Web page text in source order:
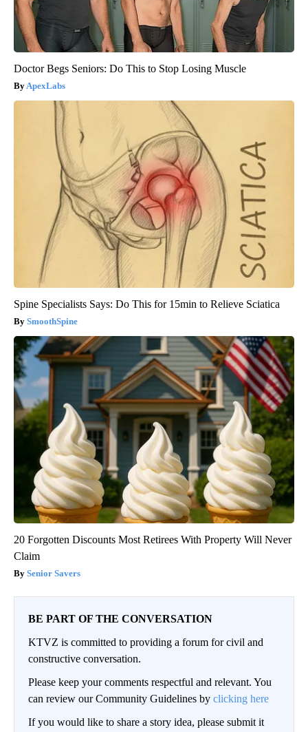
Doctor Begs Seniors: Do This to Stop Losing Muscle
ApexLabs
Spine Specialists Says: Do This for 15min to Relieve Sciatica
SmoothSpine
20 Forgotten Discounts Most Retirees With Property Will Never
Claim
Senior Savers
BE PART OF THE CONVERSATION
KTVZ is committed to providing a forum for civil and
constructive conversation.
Please keep your comments respectful and relevant. You
can review our Community Guidelines by clicking here
If you would like to share a story idea, please submit it